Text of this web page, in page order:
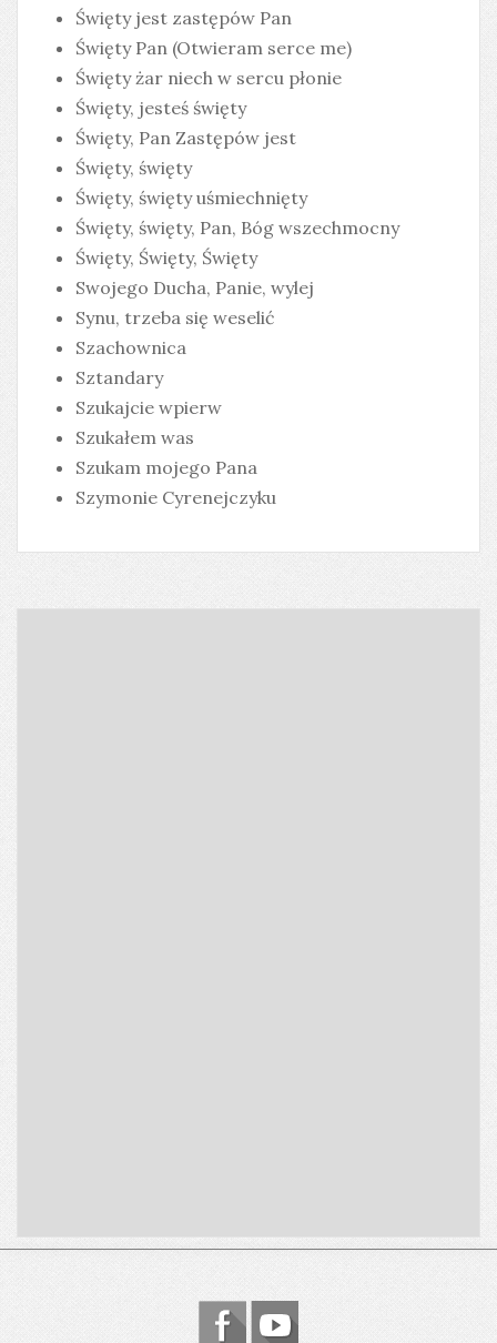
Święty jest zastępów Pan
Święty Pan (Otwieram serce me)
Święty żar niech w sercu płonie
Święty, jesteś święty
Święty, Pan Zastępów jest
Święty, święty
Święty, święty uśmiechnięty
Święty, święty, Pan, Bóg wszechmocny
Święty, Święty, Święty
Swojego Ducha, Panie, wylej
Synu, trzeba się weselić
Szachownica
Sztandary
Szukajcie wpierw
Szukałem was
Szukam mojego Pana
Szymonie Cyrenejczyku